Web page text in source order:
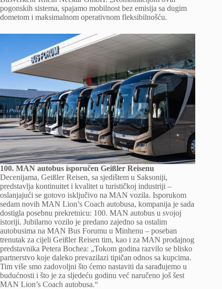
pogonskih sistema, spajamo mobilnost bez emisija sa dugim
dometom i maksimalnom operativnom fleksibilnošću.
100. MAN autobus isporučen Geißler Reisenu
Decenijama, Geißler Reisen, sa sjedištem u Saksoniji,
predstavlja kontinuitet i kvalitet u turističkoj industriji –
oslanjajući se gotovo isključivo na MAN vozila. Isporukom
sedam novih MAN Lion’s Coach autobusa, kompanija je sada
dostigla posebnu prekretnicu: 100. MAN autobus u svojoj
istoriji. Jubilarno vozilo je predano zajedno sa ostalim
autobusima na MAN Bus Forumu u Minhenu – poseban
trenutak za cijeli Geißler Reisen tim, kao i za MAN prodajnog
predstavnika Petera Bochea: „Tokom godina razvilo se blisko
partnerstvo koje daleko prevazilazi tipičan odnos sa kupcima.
Tim više smo zadovoljni što ćemo nastaviti da sarađujemo u
budućnosti i što je za sljedeću godinu već naručeno još šest
MAN Lion’s Coach autobusa.“